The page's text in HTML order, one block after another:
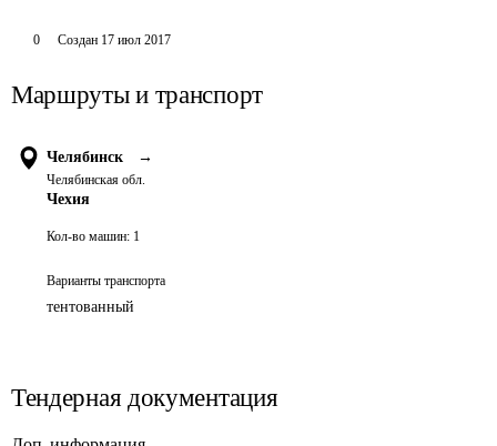
0 Создан 17 июл 2017
Маршруты и транспорт
Челябинск →
Челябинская обл.
Чехия
Кол-во машин: 1
Варианты транспорта
тентованный
Тендерная документация